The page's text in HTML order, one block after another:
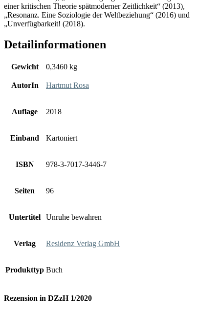
einer kritischen Theorie spätmoderner Zeitlichkeit“ (2013),
„Resonanz. Eine Soziologie der Weltbeziehung“ (2016) und
„Unverfügbarkeit! (2018).
Detailinformationen
Gewicht 0,3460 kg
AutorIn Hartmut Rosa
Auflage 2018
Einband Kartoniert
ISBN 978-3-7017-3446-7
Seiten 96
Untertitel Unruhe bewahren
Verlag Residenz Verlag GmbH
Produkttyp Buch
Rezension in DZzH 1/2020